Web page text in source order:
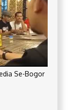
Se-Bogor